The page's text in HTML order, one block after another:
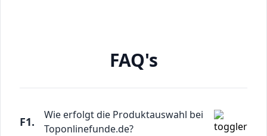
FAQ's
F1.
Wie erfolgt die Produktauswahl bei
Toponlinefunde.de?